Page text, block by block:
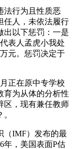
行为且性质恶
任人，未依法履行
出以下惩罚：一是
表人孟虎小我处
元。惩罚决定于
正在原中专学校
育为从体的分析性
区，现有兼任教师
IMF）发布的最
年，美国表面P估